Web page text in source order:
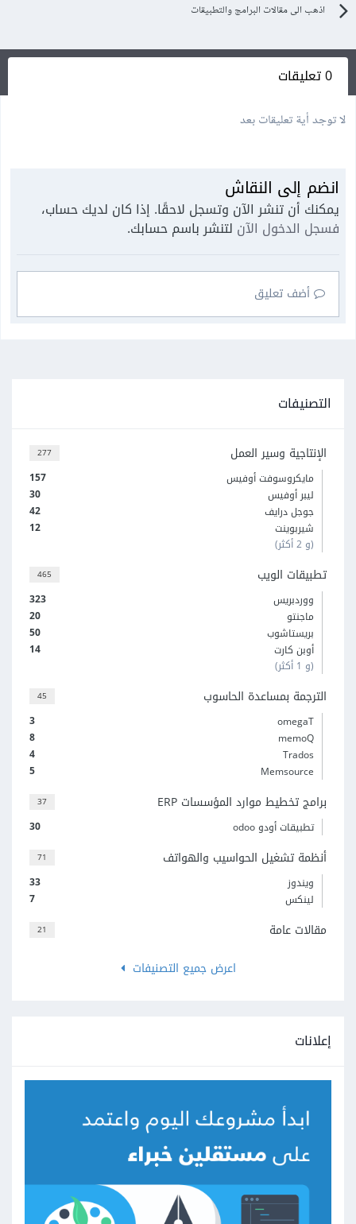
اذهب الى مقالات البرامج والتطبيقات
0 تعليقات
لا توجد أية تعليقات بعد
انضم إلى النقاش
يمكنك أن تنشر الآن وتسجل لاحقًا. إذا كان لديك حساب،
فسجل الدخول الآن لتنشر باسم حسابك.
أضف تعليق
التصنيفات
277 الإنتاجية وسير العمل
157
مايكروسوفت أوفيس
30
ليبر أوفيس
42
جوجل درايف
12
شيربوينت
(و 2 أكثر)
465 تطبيقات الويب
323
ووردبريس
20
ماجنتو
50
بريستاشوب
14
أوبن كارت
(و 1 أكثر)
45 الترجمة بمساعدة الحاسوب
3
omegaT
8
memoQ
4
Trados
5
Memsource
37 برامج تخطيط موارد المؤسسات ERP
30 تطبيقات أودو odoo
71 أنظمة تشغيل الحواسيب والهواتف
33
ويندوز
7
لينكس
21
مقالات عامة
اعرض جميع التصنيفات
إعلانات